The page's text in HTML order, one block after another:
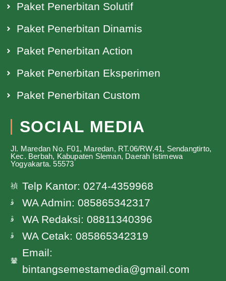
Paket Penerbitan Solutif
Paket Penerbitan Dinamis
Paket Penerbitan Action
Paket Penerbitan Eksperimen
Paket Penerbitan Custom
SOCIAL MEDIA
Jl. Maredan No. F01, Maredan, RT.06/RW.41, Sendangtirto,
Kec. Berbah, Kabupaten Sleman, Daerah Istimewa
Yogyakarta. 55573
Telp Kantor: 0274-4359968
WA Admin: 085865342317
WA Redaksi: 08811340396
WA Cetak: 085865342319
Email:
bintangsemestamedia@gmail.com